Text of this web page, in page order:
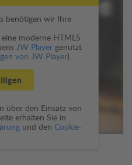
benötigen wir Ihre
moderne HTML5
JW Playergenutzt
von JW Player).
über den Einsatz von
erhalten Sie in
und den Cookie-